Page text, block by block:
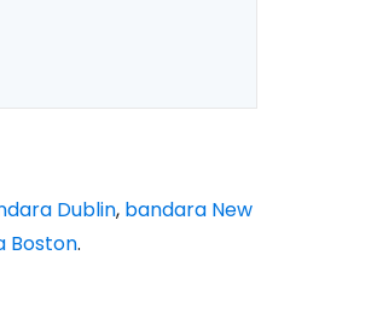
Dublin, bandara New
Boston.